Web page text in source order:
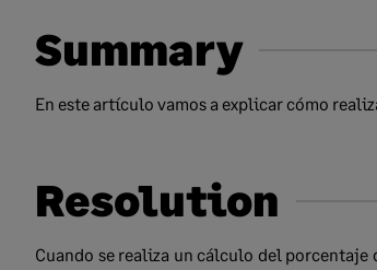
Summary
En este artículo vamos a explicar cómo
Resolution
Cuando se realiza un cálculo del porcentaje